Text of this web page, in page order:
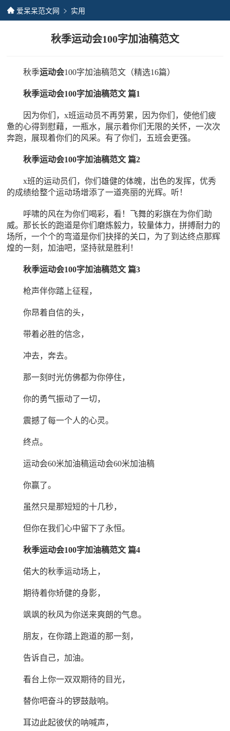
爱呆呆范文网 实用
秋季运动会100字加油稿范文
秋季运动会100字加油稿范文（精选16篇）
秋季运动会100字加油稿范文 篇1
因为你们，x班运动员不再劳累，因为你们，使他们疲
惫的心得到慰藉，一瓶水，展示着你们无限的关怀，一次次
奔跑，展现着你们的风采。有了你们，五班会更强。
秋季运动会100字加油稿范文 篇2
x班的运动员们，你们雄健的体魄，出色的发挥，优秀
的成绩给整个运动场增添了一道亮丽的光辉。听！
呼啸的风在为你们喝彩，看！飞舞的彩旗在为你们助
威。那长长的跑道是你们磨炼毅力，较量体力，拼搏耐力的
场所，一个个的弯道是你们抉择的关口，为了到达终点那辉
煌的一刻，加油吧，坚持就是胜利！
秋季运动会100字加油稿范文 篇3
枪声伴你踏上征程，
你昂着自信的头，
带着必胜的信念，
冲去，奔去。
那一刻时光仿佛都为你停住，
你的勇气振动了一切，
震撼了每一个人的心灵。
终点。
运动会60米加油稿运动会60米加油稿
你赢了。
虽然只是那短短的十几秒，
但你在我们心中留下了永恒。
秋季运动会100字加油稿范文 篇4
偌大的秋季运动场上，
期待着你矫健的身影，
飒飒的秋风为你送来爽朗的气息。
朋友，在你踏上跑道的那一刻，
告诉自己，加油。
看台上你一双双期待的目光，
替你吧奋斗的锣鼓敲响。
耳边此起彼伏的呐喊声，